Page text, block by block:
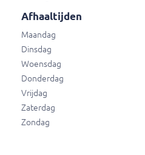
Wokkie XL
Groot potie van 1 kilo.
Wokkie foe yong hai XL
Eieren en gemixte groente in
statiegeld (€ 0,25),
Afhaaltijden
Maandag
Dinsdag
Woensdag
Donderdag
Vrijdag
Zaterdag
Zondag